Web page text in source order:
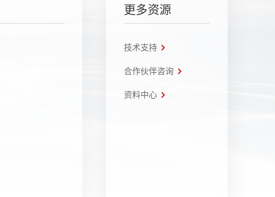
更多资源
技术支持
合作伙伴咨询
资料中心